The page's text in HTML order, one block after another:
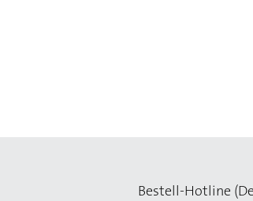
Bestell-Hotline